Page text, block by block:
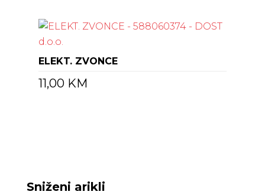
ELEKT. ZVONCE
11,00 KM
Sniženi arikli